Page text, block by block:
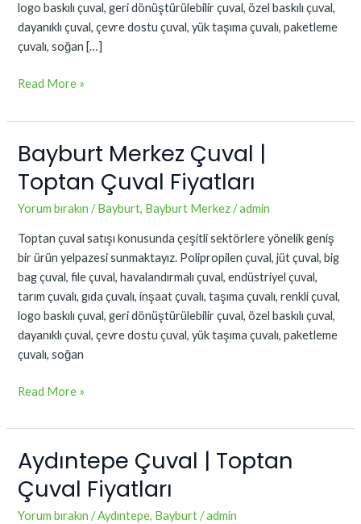
logo baskılı çuval, geri dönüştürülebilir çuval, özel baskılı çuval,
dayanıklı çuval, çevre dostu çuval, yük taşıma çuvalı, paketleme
çuvalı, soğan […]
Read More »
Bayburt Merkez Çuval |
Toptan Çuval Fiyatları
Yorum bırakın /Bayburt, Bayburt Merkez/admin
Toptan çuval satışı konusunda çeşitli sektörlere yönelik geniş
bir ürün yelpazesi sunmaktayız. Polipropilen çuval, jüt çuval, big
bag çuval, file çuval, havalandırmalı çuval, endüstriyel çuval,
tarım çuvalı, gıda çuvalı, inşaat çuvalı, taşıma çuvalı, renkli çuval,
logo baskılı çuval, geri dönüştürülebilir çuval, özel baskılı çuval,
dayanıklı çuval, çevre dostu çuval, yük taşıma çuvalı, paketleme
çuvalı, soğan
Bayburt
Merkez
Çuval
|
Çuval
Fiyatları
Read More »
Aydıntepe Çuval | Toptan
Çuval Fiyatları
Yorum bırakın /Aydıntepe, Bayburt/admin
Aydıntepe
Çuval
|
Toptan